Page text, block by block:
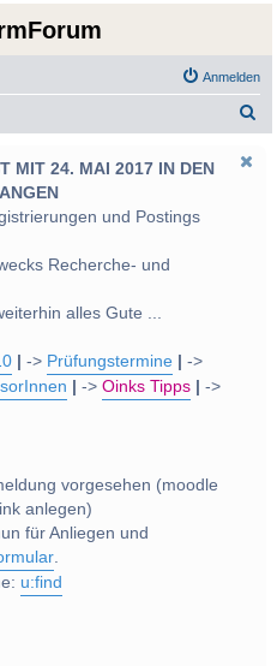
Anmelden
MIT 24. MAI 2017 IN DEN
und Postings
Recherche- und
alles Gute ...
-> Prüfungstermine
->
->Oinks Tipps
->
vorgesehen (moodle
anlegen)
für Anliegen und
.
u:find